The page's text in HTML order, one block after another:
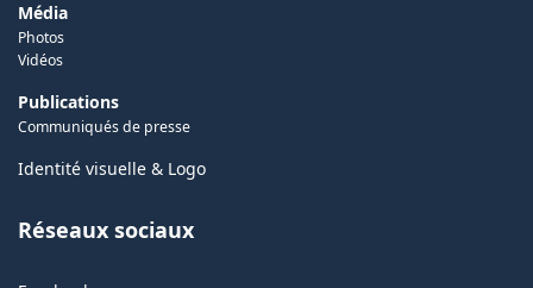
Média
Photos
Vidéos
Publications
Communiqués de presse
Identité visuelle & Logo
Réseaux sociaux